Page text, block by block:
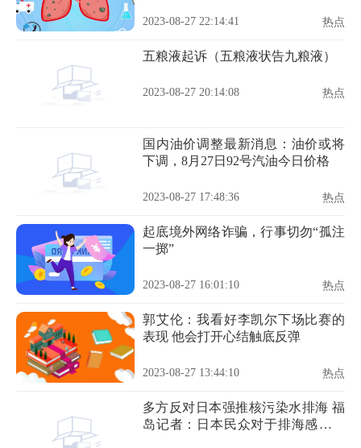
2023-08-27 22:14:41 热点
五粮液起诉（五粮液状告九粮液）
2023-08-27 20:14:08 热点
国内油价调整最新消息：油价或将
下调，8月27日92号汽油今日价格
2023-08-27 17:48:36 热点
起底境外网络诈骗，行事切勿“孤注
一掷”
2023-08-27 16:01:10 热点
郭艾伦：我看好李凯尔下场比赛的
表现 他会打开心结触底反弹
2023-08-27 13:44:10 热点
多方反对日本强推核污染水排海 福
岛记者：日本民众对于排海感到愤